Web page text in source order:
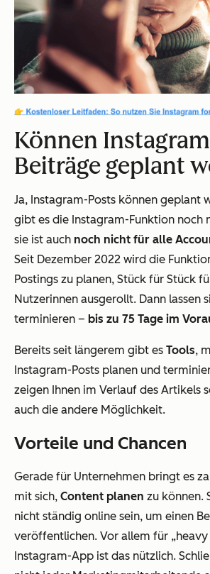
Können
Beiträge geplant
Ja, Instagram-Posts können geplant
gibt es die Instagram-Funktion noch
sie ist auch noch nicht für alle
Seit Dezember 2022 wird die
Postings zu planen, Stück für Stück
Nutzerinnen ausgerollt. Dann lassen
terminieren – bis zu 75 Tage im
Bereits seit längerem gibt es Tools,
Instagram-Posts planen und
zeigen Ihnen im Verlauf des Artikels
auch die andere Möglichkeit.
Vorteile und Chancen
Gerade für Unternehmen bringt es
mit sich, Content planen zu können.
nicht ständig online sein, um einen
veröffentlichen. Vor allem für „heavy
Instagram-App ist das nützlich.